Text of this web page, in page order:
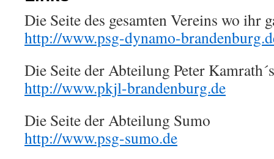
Die Seite des gesamten Vereins wo ihr
http://www.psg-dynamo-
Die Seite der Abteilung Peter
http://www.pkjl-brandenburg.de
Die Seite der Abteilung Sumo
http://www.psg-sumo.de